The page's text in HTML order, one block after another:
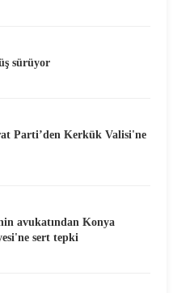
sürüyor
Parti’den Kerkük Valisi'ne
avukatından Konya
sert tepki